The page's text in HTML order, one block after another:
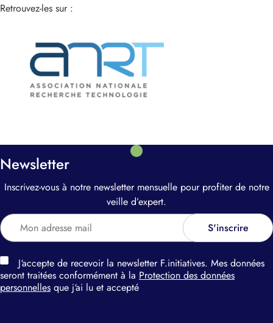
Retrouvez-les sur :
Newsletter
Inscrivez-vous à notre newsletter mensuelle pour profiter de notre
veille d’expert.
J‘accepte de recevoir la newsletter F.initiatives. Mes données
seront traitées conformément à la Protection des données
personnelles que j‘ai lu et accepté